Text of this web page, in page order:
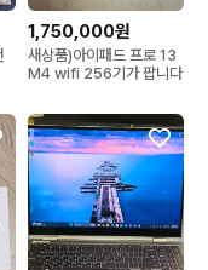
1,750,000원
새상품)아이패드 프로 13
M4 wifi 256기가 팝니다